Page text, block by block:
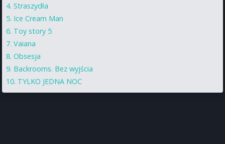
Straszydła
Ice Cream Man
Toy story 5
Vaiana
Obsesja
Backrooms. Bez wyjścia
TYLKO JEDNA NOC